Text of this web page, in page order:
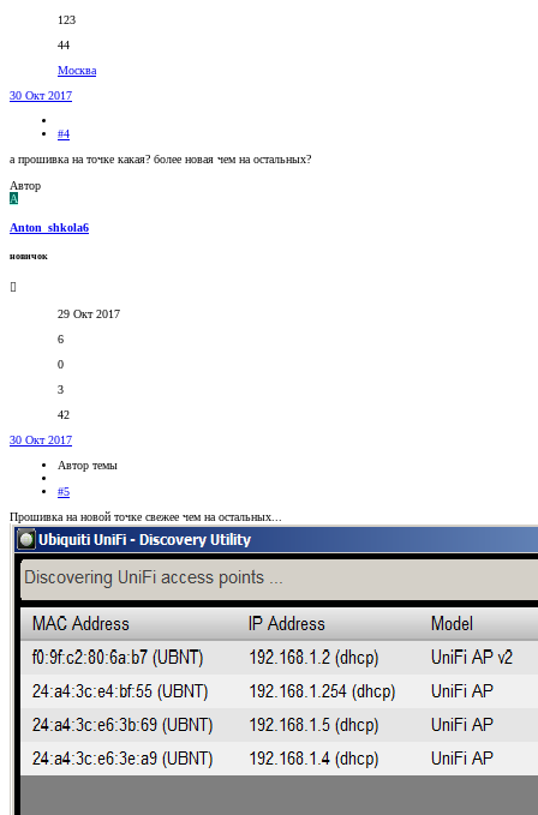
123
44
Москва
30 Окт 2017
#4
а прошивка на точке какая? более новая чем на остальных?
Автор
A
Anton_shkola6
новичок
29 Окт 2017
6
0
3
42
30 Окт 2017
Автор темы
#5
Прошивка на новой точке свежее чем на остальных...